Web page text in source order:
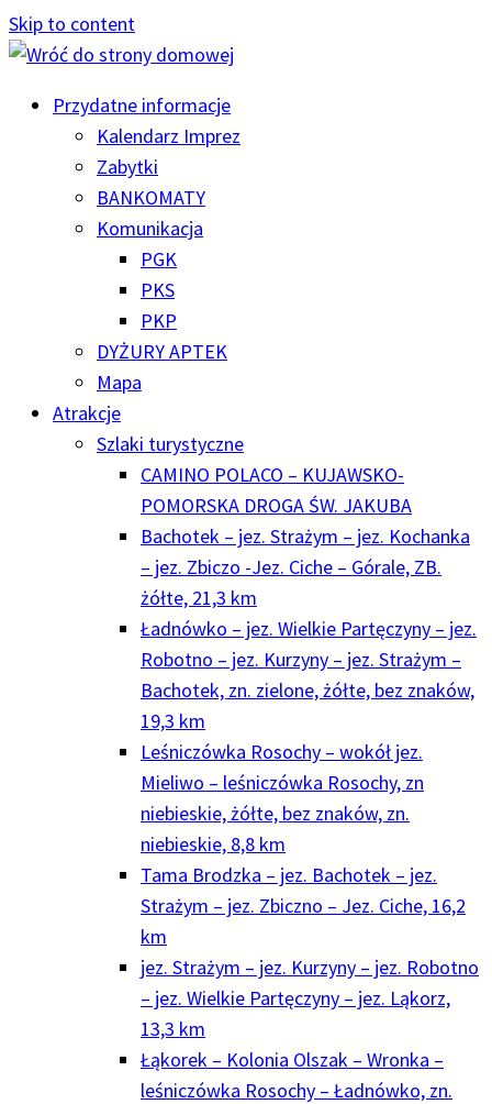
Skip to content
Przydatne informacje
Kalendarz Imprez
Zabytki
BANKOMATY
Komunikacja
PGK
PKS
PKP
DYŻURY APTEK
Mapa
Atrakcje
Szlaki turystyczne
CAMINO POLACO – KUJAWSKO-
POMORSKA DROGA ŚW. JAKUBA
Bachotek – jez. Strażym – jez. Kochanka
– jez. Zbiczo -Jez. Ciche – Górale, ZB.
żółte, 21,3 km
Ładnówko – jez. Wielkie Partęczyny – jez.
Robotno – jez. Kurzyny – jez. Strażym –
Bachotek, zn. zielone, żółte, bez znaków,
19,3 km
Leśniczówka Rosochy – wokół jez.
Mieliwo – leśniczówka Rosochy, zn
niebieskie, żółte, bez znaków, zn.
niebieskie, 8,8 km
Tama Brodzka – jez. Bachotek – jez.
Strażym – jez. Zbiczno – Jez. Ciche, 16,2
km
jez. Strażym – jez. Kurzyny – jez. Robotno
– jez. Wielkie Partęczyny – jez. Ląkorz,
13,3 km
Łąkorek – Kolonia Olszak – Wronka –
leśniczówka Rosochy – Ładnówko, zn.